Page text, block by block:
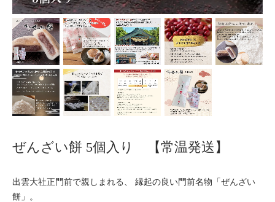
ぜんざい餅 5個入り 【常温発送】
出雲大社正門前で親しまれる、 縁起の良い門前名物「ぜんざい
餅」。